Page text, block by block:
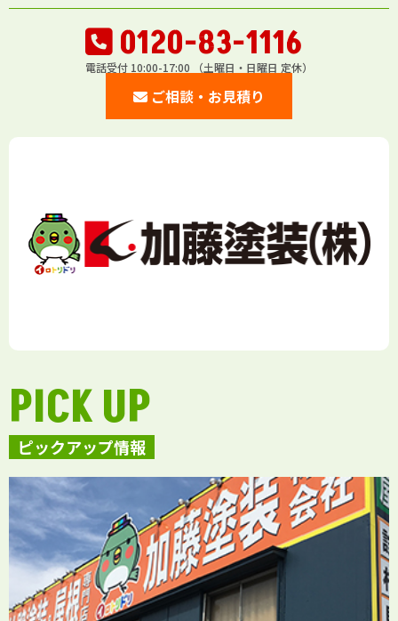
0120-83-1116
電話受付 10:00-17:00 （土曜日・日曜日 定休）
ご相談・お見積り
ピックアップ情報
PICK UP